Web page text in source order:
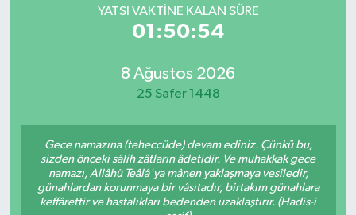
YATSI VAKTINE KALAN SÜRE
01:50:54
8 Ağustos 2026
25 Safer 1448
Gece namazına (teheccüde) devam ediniz. Çünkü bu,
sizden önceki sâlih zâtların âdetidir. Ve muhakkak gece
namazı, Allâhü Teâlâ'ya mânen yaklaşmaya vesîledir,
günahlardan korunmaya bir vâsıtadır, birtakım günahlara
keffârettir ve hastalıkları bedenden uzaklaştırır. (Hadis-i
Sağlık
Dünya
Magazin
Haber Arşivi